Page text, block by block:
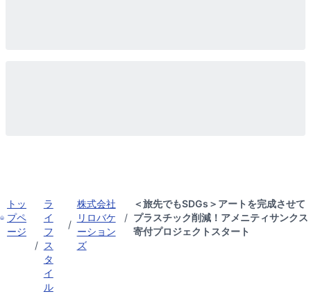
トッ
プペ
ージ
/
ラ
イ
フ
ス
タ
イ
ル
/
株式会社
リロバケ
ーション
ズ
/
＜旅先でもSDGs＞アートを完成させて
プラスチック削減！アメニティサンクス
寄付プロジェクトスタート